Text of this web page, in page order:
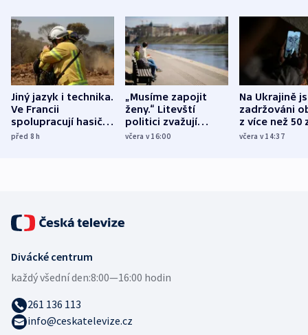
Jiný jazyk i technika.
Ve Francii
spolupracují hasiči z
různých zemí
před 8h
„Musíme zapojit
ženy.“ Litevští
politici zvažují
dohodu o
včera v 16:00
Na Ukrajině
zadržováni
z více než 50
Bojovali na
včera v 14:37
Divácké centrum
každý všední den:8:00—16:00 hodin
261 136 113
info@ceskatelevize.cz